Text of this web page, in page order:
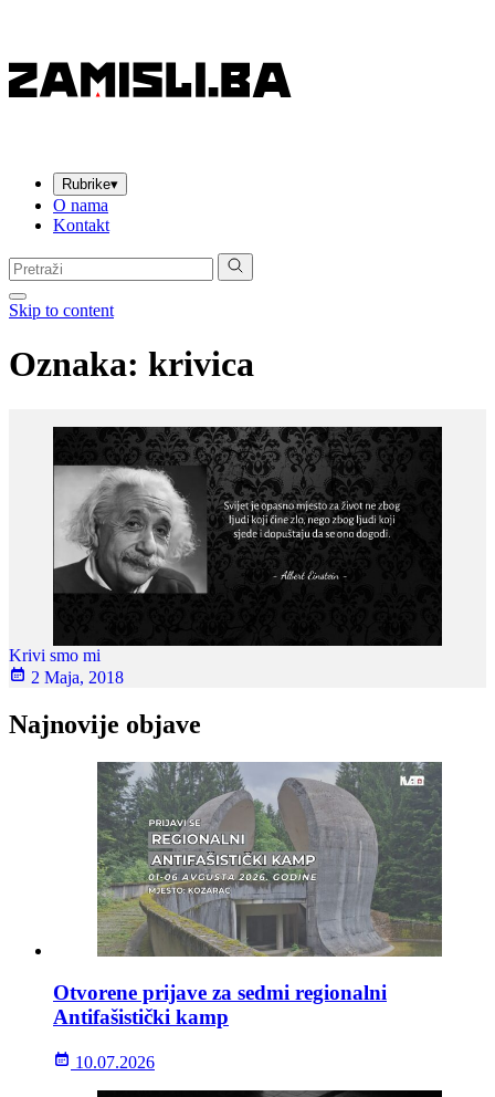
Rubrike▾
O nama
Kontakt
Pretraga:
Skip to content
Oznaka: krivica
Krivi smo mi
2 Maja, 2018
Najnovije objave
Otvorene prijave za sedmi regionalni
Antifašistički kamp
10.07.2026